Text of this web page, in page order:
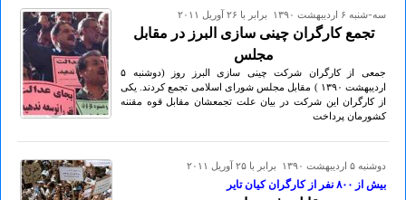
سه-شنبه ۶ ارديبهشت ۱۳۹۰ برابر با ۲۶ آوريل ۲۰۱۱
تجمع کارگران چینی سازی البرز در مقابل
مجلس
جمعی از کارگران شرکت چینی سازی البرز روز (دوشنبه ۵
ارديبهشت ۱۳۹٠ ) مقابل مجلس شورای اسلامی تجمع کردند. یکی
از کارگران این شرکت در بیان علت تجمعشان مقابل قوه مقننه
کشورمان پرداخت
دوشنبه ۵ ارديبهشت ۱۳۹۰ برابر با ۲۵ آوريل ۲۰۱۱
بیش از ۸٠٠ نفر از کارگران کیان تایر